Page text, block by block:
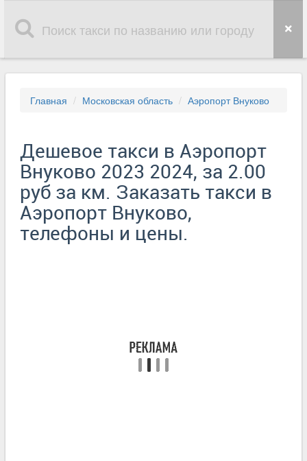
Главная Московская область Аэропорт Внуково
Дешевое такси в Аэропорт
Внуково 2023 2024, за 2.00
руб за км. Заказать такси в
Аэропорт Внуково,
телефоны и цены.